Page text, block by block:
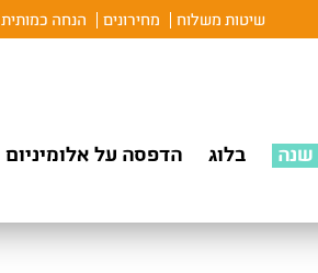
שיטות משלוח מחירונים הנחה כמותית
שנה בלוג הדפסה על אלומיניום